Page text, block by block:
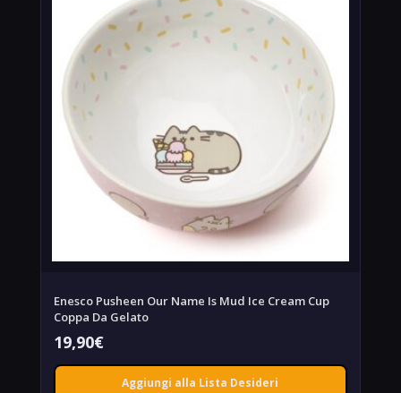
Enesco Pusheen Our Name Is Mud Ice Cream Cup
Coppa Da Gelato
19,90€
Aggiungi alla Lista Desideri